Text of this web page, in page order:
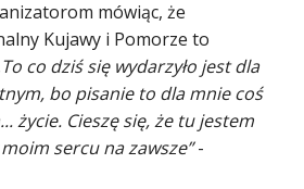
mówiąc, że
Kujawy i Pomorze to
co dziś się wydarzyło jest dla
bo pisanie to dla mnie coś
życie. Cieszę się, że tu jestem
sercu na zawsze”-